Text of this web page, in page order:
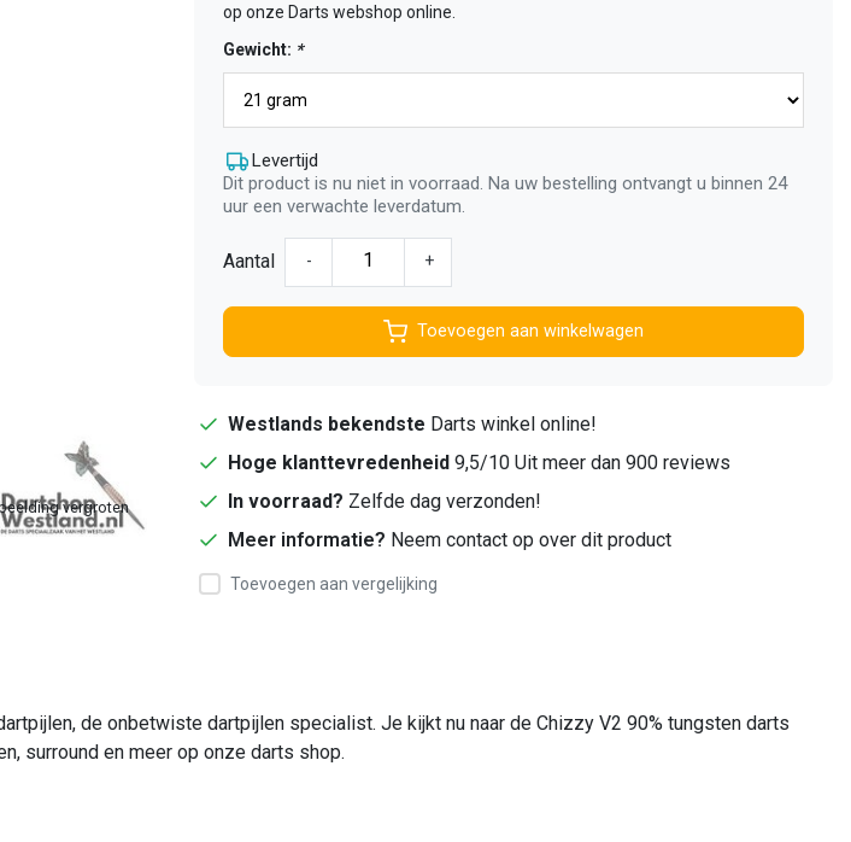
vergroten
op onze Darts webshop online.
Gewicht: *
Levertijd
Dit product is nu niet in voorraad. Na uw bestelling ontvangt u binnen 24
uur een verwachte leverdatum.
Aantal - +
Toevoegen aan winkelwagen
Westlands bekendste Darts winkel online!
Hoge klanttevredenheid 9,5/10 Uit meer dan 900 reviews
In voorraad? Zelfde dag verzonden!
Meer informatie? Neem contact op over dit product
Toevoegen aan vergelijking
de onbetwiste dartpijlen specialist. Je kijkt nu naar de Chizzy V2 90% tungsten darts
surround en meer op onze darts shop.